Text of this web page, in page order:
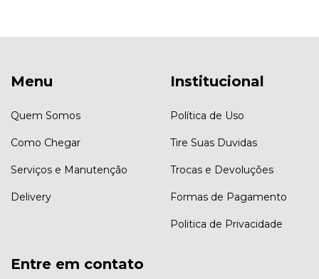
Menu
Quem Somos
Como Chegar
Serviços e Manutenção
Delivery
Institucional
Política de Uso
Tire Suas Duvidas
Trocas e Devoluções
Formas de Pagamento
Politica de Privacidade
Entre em contato